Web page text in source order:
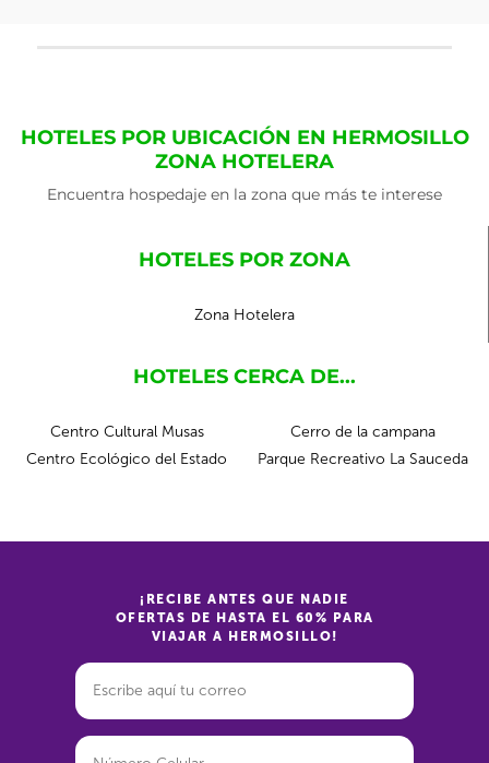
HOTELES POR UBICACIÓN EN HERMOSILLO
ZONA HOTELERA
Encuentra hospedaje en la zona que más te interese
HOTELES POR ZONA
Zona Hotelera
HOTELES CERCA DE...
Centro Cultural Musas
Centro Ecológico del Estado
Cerro de la campana
Parque Recreativo La Sauceda
¡RECIBE ANTES QUE NADIE
OFERTAS DE HASTA EL 60% PARA
VIAJAR A HERMOSILLO!